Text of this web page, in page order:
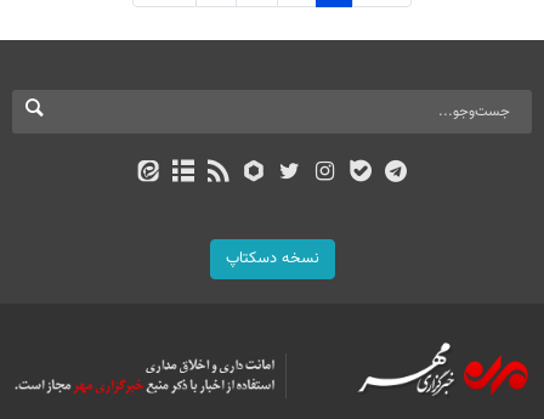
نسخه دسکتاپ